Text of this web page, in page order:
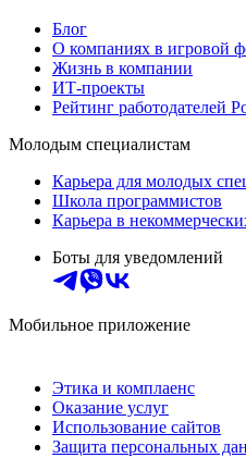
Блог
О компаниях в игровой
Жизнь в компании
ИТ-проекты
Рейтинг работодателей
Молодым специалистам
Карьера для молодых
Школа программистов
Карьера в
Боты для уведомлений
Мобильное приложение
Этика и комплаенс
Оказание услуг
Использование сайтов
Защита персональных